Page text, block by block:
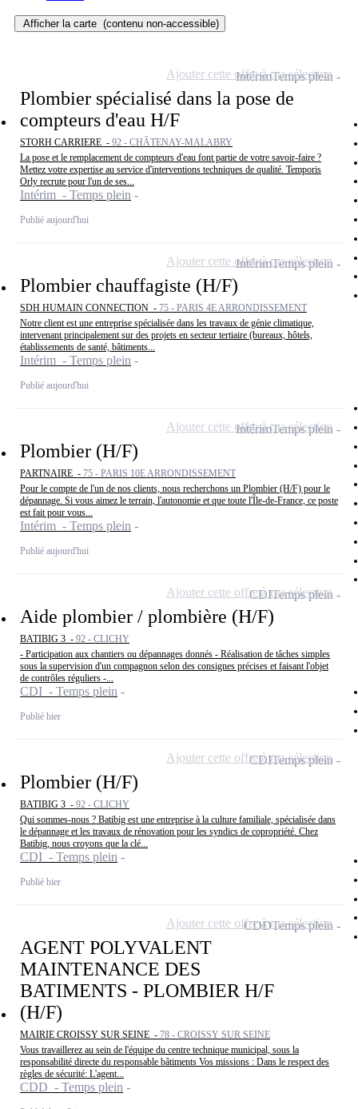
Afficher la carte (contenu non-accessible)
Plombier spécialisé dans la pose de
compteurs d'eau H/F
STORH CARRIERE - 92 - CHÂTENAY-MALABRY
La pose et le remplacement de compteurs d'eau font partie de votre savoir-faire ?
Mettez votre expertise au service d'interventions techniques de qualité. Temporis
Orly recrute pour l'un de ses...
Intérim - Temps plein
Publié aujourd'hui
IntérimTemps plein
Ajouter cette offre à ma sélection
Plombier chauffagiste (H/F)
SDH HUMAIN CONNECTION - 75 - PARIS 4E ARRONDISSEMENT
Notre client est une entreprise spécialisée dans les travaux de génie climatique,
intervenant principalement sur des projets en secteur tertiaire (bureaux, hôtels,
établissements de santé, bâtiments...
Intérim - Temps plein
Publié aujourd'hui
IntérimTemps plein
Ajouter cette offre à ma sélection
Plombier (H/F)
PARTNAIRE - 75 - PARIS 10E ARRONDISSEMENT
Pour le compte de l'un de nos clients, nous recherchons un Plombier (H/F) pour le
dépannage. Si vous aimez le terrain, l'autonomie et que toute l'Île-de-France, ce poste
est fait pour vous...
Intérim - Temps plein
Publié aujourd'hui
IntérimTemps plein
Ajouter cette offre à ma sélection
Aide plombier / plombière (H/F)
BATIBIG 3 - 92 - CLICHY
- Participation aux chantiers ou dépannages donnés - Réalisation de tâches simples
sous la supervision d'un compagnon selon des consignes précises et faisant l'objet
de contrôles réguliers -...
CDI - Temps plein
Publié hier
CDITemps plein
Ajouter cette offre à ma sélection
Plombier (H/F)
BATIBIG 3 - 92 - CLICHY
Qui sommes-nous ? Batibig est une entreprise à la culture familiale, spécialisée dans
le dépannage et les travaux de rénovation pour les syndics de copropriété. Chez
Batibig, nous croyons que la clé...
CDI - Temps plein
Publié hier
CDITemps plein
Ajouter cette offre à ma sélection
AGENT POLYVALENT
MAINTENANCE DES
BATIMENTS - PLOMBIER H/F
(H/F)
MAIRIE CROISSY SUR SEINE - 78 - CROISSY SUR SEINE
Vous travaillerez au sein de l'équipe du centre technique municipal, sous la
responsabilité directe du responsable bâtiments Vos missions : Dans le respect des
règles de sécurité: L'agent...
CDD - Temps plein
CDDTemps plein
Ajouter cette offre à ma sélection